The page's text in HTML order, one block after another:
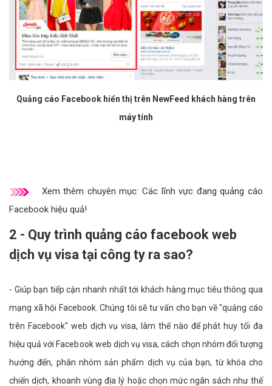
Quảng cáo Facebook hiển thị trên NewFeed khách hàng trên
máy tính
Xem thêm chuyên mục: Các lĩnh vực đang quảng cáo
Facebook hiệu quả!
2 - Quy trình quảng cáo facebook web
dịch vụ visa tại công ty ra sao?
- Giúp bạn tiếp cận nhanh nhất tới khách hàng mục tiêu thông qua
mạng xã hội Facebook. Chúng tôi sẽ tư vấn cho bạn về "quảng cáo
trên Facebook" web dịch vụ visa, làm thế nào để phát huy tối đa
hiệu quả với Facebook web dịch vụ visa, cách chọn nhóm đối tượng
hướng đến, phân nhóm sản phẩm dịch vụ của bạn, từ khóa cho
chiến dịch, khoanh vùng địa lý hoặc chọn mức ngân sách như thế